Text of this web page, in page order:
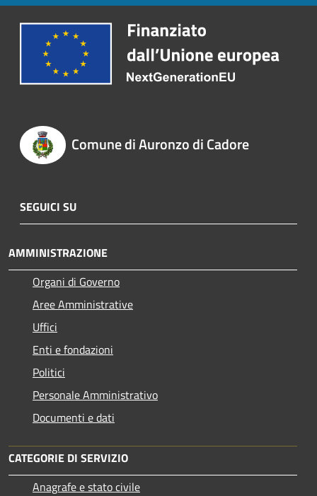
Comune di Auronzo di Cadore
SEGUICI SU
AMMINISTRAZIONE
Organi di Governo
Aree Amministrative
Uffici
Enti e fondazioni
Politici
Personale Amministrativo
Documenti e dati
CATEGORIE DI SERVIZIO
Anagrafe e stato civile